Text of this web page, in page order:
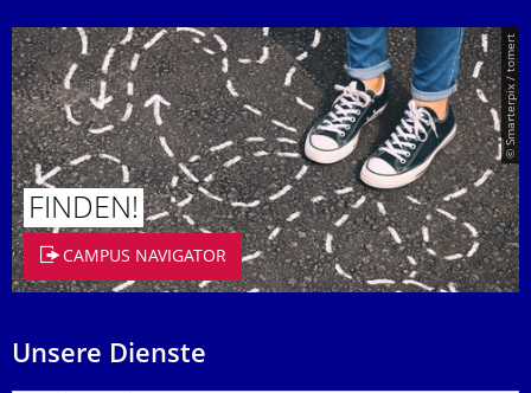
© Smarterpix / tomert
FINDEN!
CAMPUS NAVIGATOR
Unsere Dienste